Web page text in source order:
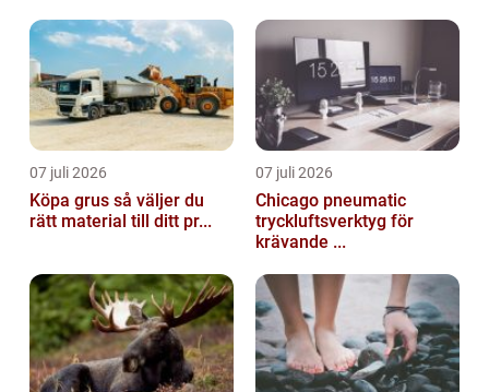
07 juli 2026
Köpa grus så väljer du
rätt material till ditt pr...
07 juli 2026
Chicago pneumatic
tryckluftsverktyg för
krävande ...